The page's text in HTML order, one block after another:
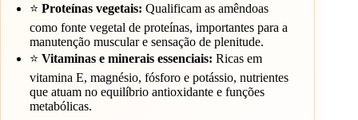
⭐Proteínas vegetais: Qualificam as amêndoas
como fonte vegetal de proteínas, importantes para a
manutenção muscular e sensação de plenitude.
⭐Vitaminas e minerais essenciais: Ricas em
vitamina E, magnésio, fósforo e potássio, nutrientes
que atuam no equilíbrio antioxidante e funções
metabólicas.